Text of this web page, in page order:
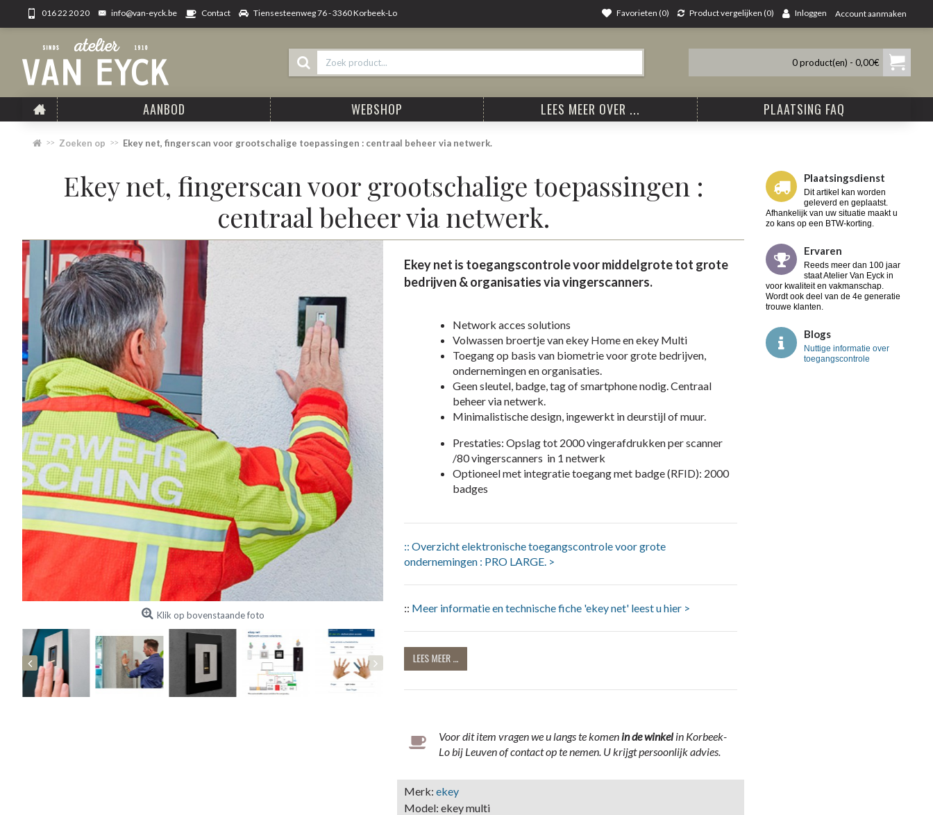
016 22 20 20 info@van-eyck.be Contact Tiensesteenweg 76 - 3360 Korbeek-Lo Favorieten (0) Product vergelijken (0) Inloggen Account aanmaken
0 product(en) - 0,00€
AANBOD WEBSHOP LEES MEER OVER ... PLAATSING FAQ
Zoeken op Ekey net, fingerscan voor grootschalige toepassingen : centraal beheer via netwerk.
Plaatsingsdienst
Dit artikel kan worden
geleverd en geplaatst.
Afhankelijk van uw situatie maakt u
zo kans op een BTW-korting.
Ervaren
Reeds meer dan 100 jaar
staat Atelier Van Eyck in
voor kwaliteit en vakmanschap.
Wordt ook deel van de 4e generatie
trouwe klanten.
Blogs
Nuttige informatie over
toegangscontrole
Ekey net, fingerscan voor grootschalige toepassingen :
centraal beheer via netwerk.
Klik op bovenstaande foto
Ekey net is toegangscontrole voor middelgrote tot grote
bedrijven & organisaties via vingerscanners.
Network acces solutions
Volwassen broertje van ekey Home en ekey Multi
Toegang op basis van biometrie voor grote bedrijven,
ondernemingen en organisaties.
Geen sleutel, badge, tag of smartphone nodig. Centraal
beheer via netwerk.
Minimalistische design, ingewerkt in deurstijl of muur.
Prestaties: Opslag tot 2000 vingerafdrukken per scanner
/80 vingerscanners in 1 netwerk
Optioneel met integratie toegang met badge (RFID): 2000
badges
:: Overzicht elektronische toegangscontrole voor grote
ondernemingen : PRO LARGE. >
:: Meer informatie en technische fiche 'ekey net' leest u hier >
Voor dit item vragen we u langs te komen inde winkelin Korbeek-
Lo bij Leuven of contact op te nemen. U krijgt persoonlijk advies.
Merk: ekey
Model: ekey multi